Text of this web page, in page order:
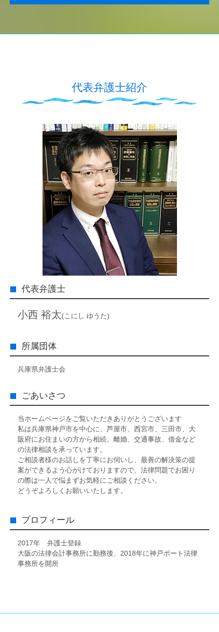
代表弁護士紹介
代表弁護士
小西 裕太(こにし ゆうた)
所属団体
兵庫県弁護士会
ごあいさつ
当ホームページをご覧いただきありがとうございます
私は兵庫県神戸市を中心に、芦屋市、西宮市、三田市、大
阪府にお住まいの方から相続、離婚、交通事故、借金など
の法律相談を承っています。
ご相談者様のお話しを丁寧にお伺いし、最善の解決策の提
案ができるよう心がけておりますので、法律問題でお困り
の際は一人で悩まずお気軽にご相談ください。
どうぞよろしくお願いいたします。
プロフィール
2017年 弁護士登録
大阪の法律会計事務所に勤務後、2018年に神戸ポート法律
事務所を開所